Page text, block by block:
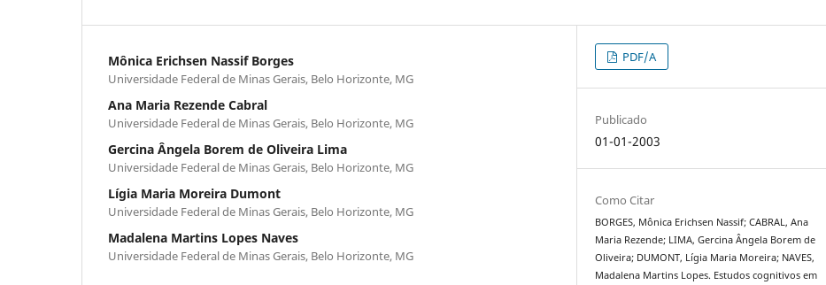
Mônica Erichsen Nassif Borges
Universidade Federal de Minas Gerais, Belo Horizonte, MG
Ana Maria Rezende Cabral
Universidade Federal de Minas Gerais, Belo Horizonte, MG
Gercina Ângela Borem de Oliveira Lima
Universidade Federal de Minas Gerais, Belo Horizonte, MG
Lígia Maria Moreira Dumont
Universidade Federal de Minas Gerais, Belo Horizonte, MG
Madalena Martins Lopes Naves
Universidade Federal de Minas Gerais, Belo Horizonte, MG
PDF/A
Publicado
01-01-2003
Como Citar
BORGES, Mônica Erichsen Nassif; CABRAL, Ana
Maria Rezende; LIMA, Gercina Ângela Borem de
Oliveira; DUMONT, Lígia Maria Moreira; NAVES,
Madalena Martins Lopes. Estudos cognitivos em